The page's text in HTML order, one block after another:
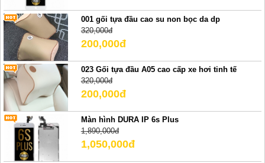
001 gối tựa đầu cao su non bọc da dp
320,000đ
200,000đ
023 Gối tựa đầu A05 cao cấp xe hơi tinh tế
320,000đ
200,000đ
Màn hình DURA IP 6s Plus
1,890,000đ
1,050,000đ